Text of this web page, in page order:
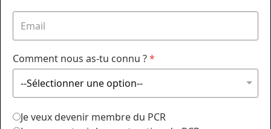
Comment nous as-tu connu ?*
Je veux devenir membre du PCR